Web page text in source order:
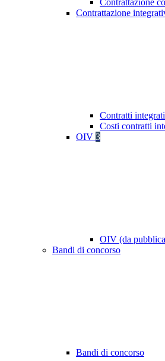
Contrattazione
Contrattazione
Contratti
Costi contratti
OIV 3
OIV (da
Bandi di concorso
Bandi di concorso